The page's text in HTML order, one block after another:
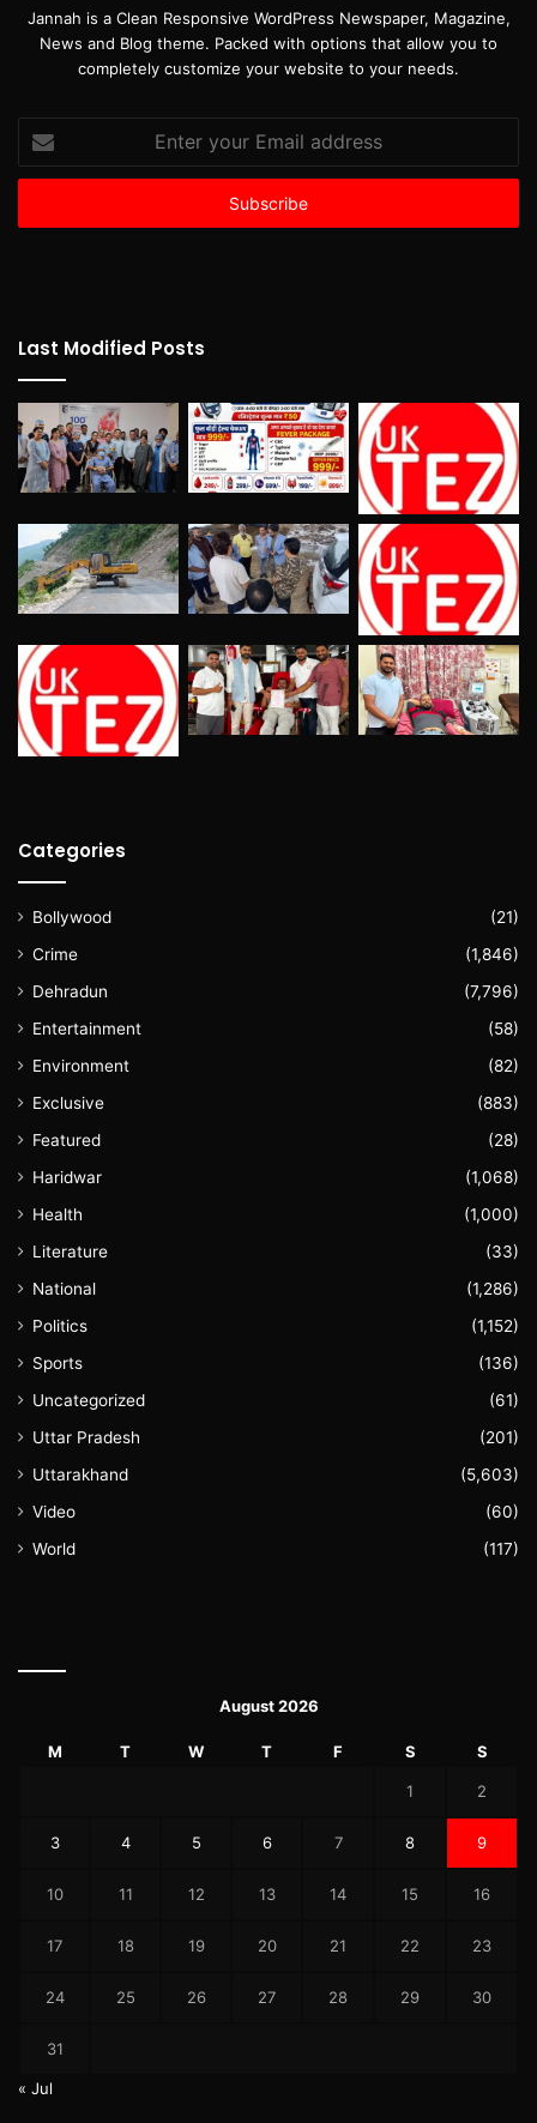
Jannah is a Clean Responsive WordPress Newspaper, Magazine,
News and Blog theme. Packed with options that allow you to
completely customize your website to your needs.
your
Email
Last Modified Posts
Categories
Bollywood
(21)
Crime
(1,846)
Dehradun
(7,796)
Entertainment
(58)
Environment
(82)
Exclusive
(883)
Featured
(28)
Haridwar
(1,068)
Health
(1,000)
Literature
(33)
National
(1,286)
Politics
(1,152)
Sports
(136)
Uncategorized
(61)
Uttar Pradesh
(201)
Uttarakhand
(5,603)
Video
(60)
World
(117)
August 2026
M T W T F S S
1 2
3 4 5 6 7 8 9
10 11 12 13 14 15 16
17 18 19 20 21 22 23
24 25 26 27 28 29 30
31
« Jul